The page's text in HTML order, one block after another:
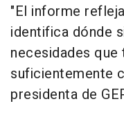
"El informe
identifica dónde
necesidades
suficientemente
presidenta de